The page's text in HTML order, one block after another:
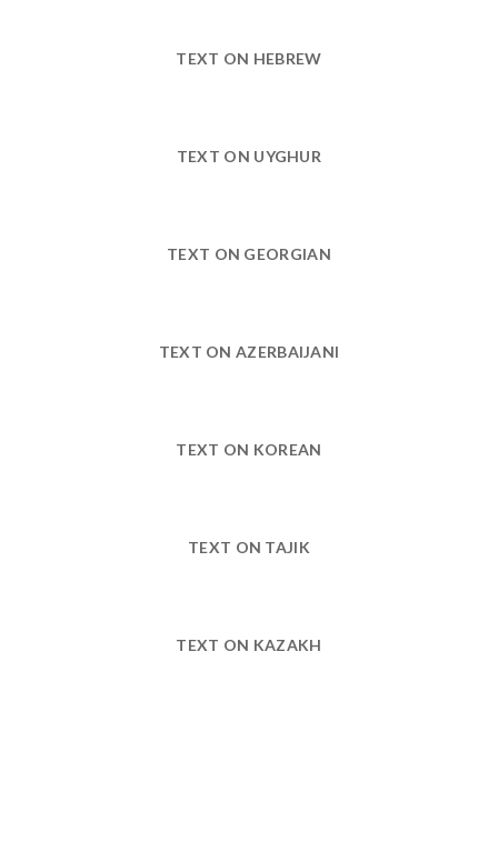
TEXT ON HEBREW
TEXT ON UYGHUR
TEXT ON GEORGIAN
TEXT ON AZERBAIJANI
TEXT ON KOREAN
TEXT ON TAJIK
TEXT ON KAZAKH